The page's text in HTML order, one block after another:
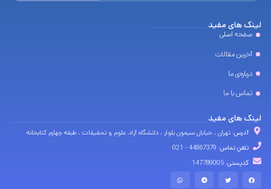
لینک های مفید
صفحه اصلی
آخرین مقالات
درباره‌ی ما
تماس با ما
لینک های مفید
آدرس: تهران ، خیابان سیمون بلوار ، دانشگاه آزاد علوم و تحقیقات ، طبقه چهارم کتابخانه
تلفن تماس:
کدپستی: